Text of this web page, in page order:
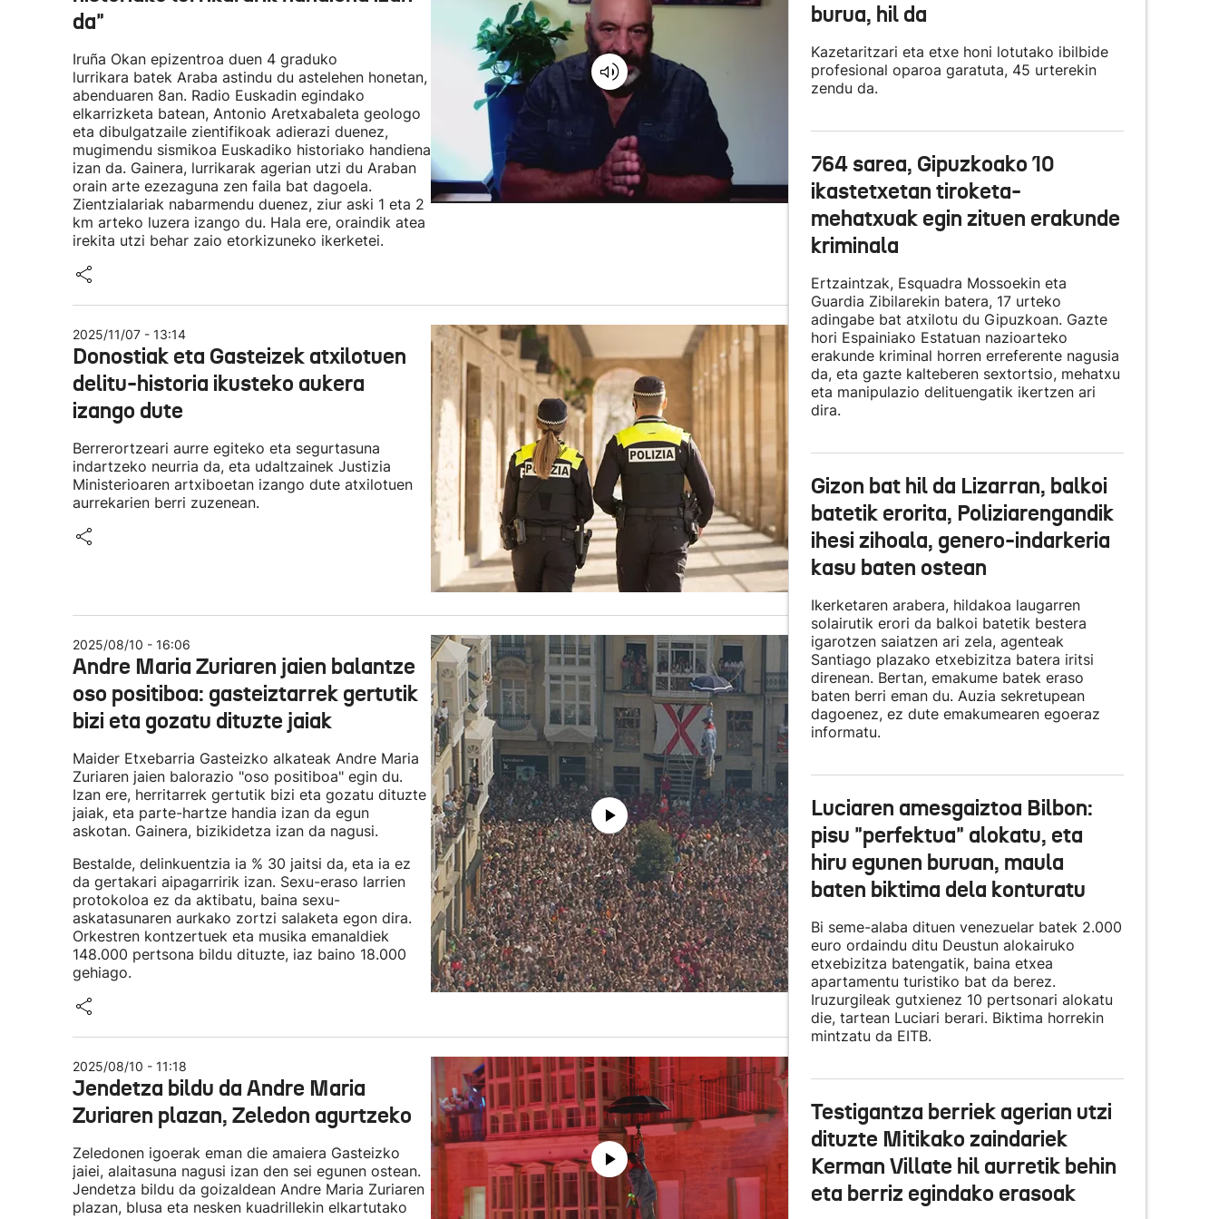
da"
Iruña Okan epizentroa duen 4 graduko
lurrikara batek Araba astindu du astelehen honetan,
abenduaren 8an. Radio Euskadin egindako
elkarrizketa batean, Antonio Aretxabaleta geologo
eta dibulgatzaile zientifikoak adierazi duenez,
mugimendu sismikoa Euskadiko historiako handiena
izan da. Gainera, lurrikarak agerian utzi du Araban
orain arte ezezaguna zen faila bat dagoela.
Zientzialariak nabarmendu duenez, ziur aski 1 eta 2
km arteko luzera izango du. Hala ere, oraindik atea
irekita utzi behar zaio etorkizuneko ikerketei.
2025/11/07 - 13:14
Donostiak eta Gasteizek atxilotuen
delitu-historia ikusteko aukera
izango dute
Berrerortzeari aurre egiteko eta segurtasuna
indartzeko neurria da, eta udaltzainek Justizia
Ministerioaren artxiboetan izango dute atxilotuen
aurrekarien berri zuzenean.
2025/08/10 - 16:06
Andre Maria Zuriaren jaien balantze
oso positiboa: gasteiztarrek gertutik
bizi eta gozatu dituzte jaiak
Maider Etxebarria Gasteizko alkateak Andre Maria
Zuriaren jaien balorazio "oso positiboa" egin du.
Izan ere, herritarrek gertutik bizi eta gozatu dituzte
jaiak, eta parte-hartze handia izan da egun
askotan. Gainera, bizikidetza izan da nagusi.
Bestalde, delinkuentzia ia % 30 jaitsi da, eta ia ez
da gertakari aipagarririk izan. Sexu-eraso larrien
protokoloa ez da aktibatu, baina sexu-
askatasunaren aurkako zortzi salaketa egon dira.
Orkestren kontzertuek eta musika emanaldiek
148.000 pertsona bildu dituzte, iaz baino 18.000
gehiago.
2025/08/10 - 11:18
Jendetza bildu da Andre Maria
Zuriaren plazan, Zeledon agurtzeko
Zeledonen igoerak eman die amaiera Gasteizko
jaiei, alaitasuna nagusi izan den sei egunen ostean.
Jendetza bildu da goizaldean Andre Maria Zuriaren
plazan, blusa eta nesken kuadrillekin elkartutako
burua, hil da
Kazetaritzari eta etxe honi lotutako ibilbide
profesional oparoa garatuta, 45 urterekin
zendu da.
764 sarea, Gipuzkoako 10
ikastetxetan tiroketa-
mehatxuak egin zituen erakunde
kriminala
Ertzaintzak, Esquadra Mossoekin eta
Guardia Zibilarekin batera, 17 urteko
adingabe bat atxilotu du Gipuzkoan. Gazte
hori Espainiako Estatuan nazioarteko
erakunde kriminal horren erreferente nagusia
da, eta gazte kalteberen sextortsio, mehatxu
eta manipulazio delituengatik ikertzen ari
dira.
Gizon bat hil da Lizarran, balkoi
batetik erorita, Poliziarengandik
ihesi zihoala, genero-indarkeria
kasu baten ostean
Ikerketaren arabera, hildakoa laugarren
solairutik erori da balkoi batetik bestera
igarotzen saiatzen ari zela, agenteak
Santiago plazako etxebizitza batera iritsi
direnean. Bertan, emakume batek eraso
baten berri eman du. Auzia sekretupean
dagoenez, ez dute emakumearen egoeraz
informatu.
Luciaren amesgaiztoa Bilbon:
pisu "perfektua" alokatu, eta
hiru egunen buruan, maula
baten biktima dela konturatu
Bi seme-alaba dituen venezuelar batek 2.000
euro ordaindu ditu Deustun alokairuko
etxebizitza batengatik, baina etxea
apartamentu turistiko bat da berez.
Iruzurgileak gutxienez 10 pertsonari alokatu
die, tartean Luciari berari. Biktima horrekin
mintzatu da EITB.
Testigantza berriek agerian utzi
dituzte Mitikako zaindariek
Kerman Villate hil aurretik behin
eta berriz egindako erasoak